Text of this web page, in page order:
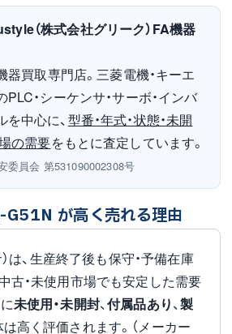
（株式会社グリーク）FA機器
買取専門店。三菱電機・キーエ
PLC・シーケンサ・サーボ・インバ
中心に、 型番・年式・状態・未開
の需要をもとに査定しています。
委員会 第531090002308号
G51N が高く売れる理由
は、生産終了後も保守・予備在庫
古・未使用市場でも安定した需要
未使用・未開封、付属品あり、製
高く評価されます。（メーカー